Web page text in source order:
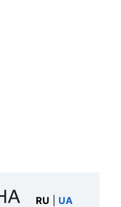
RU UA